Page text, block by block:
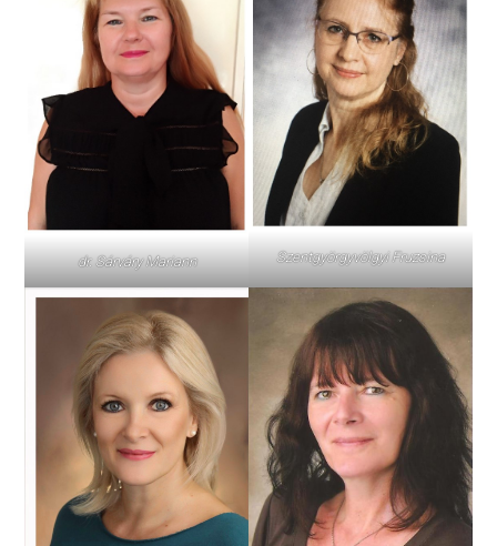
dr. Sárváry Mariann Szentgyörgyvölgyi Fruzsina